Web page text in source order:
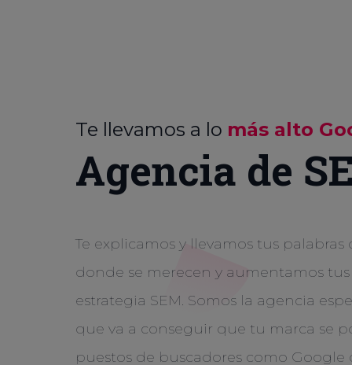
Te llevamos a lo más alto
Agencia de
Te explicamos y llevamos tus
donde se merecen y aumentamos
estrategia SEM. Somos la agencia
que va a conseguir que tu marca se
puestos de buscadores como Google